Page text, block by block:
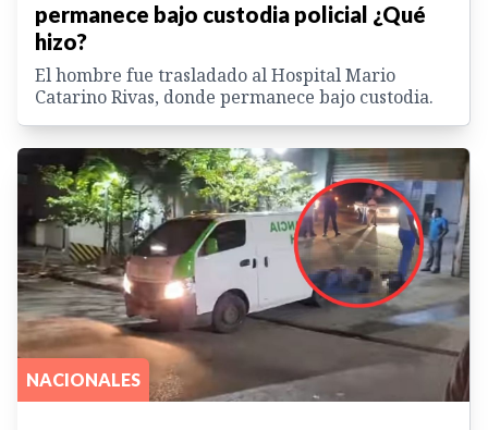
permanece bajo custodia policial ¿Qué
hizo?
El hombre fue trasladado al Hospital Mario
Catarino Rivas, donde permanece bajo custodia.
NACIONALES